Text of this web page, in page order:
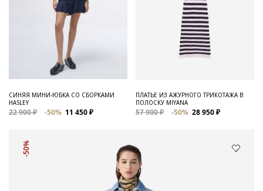
СИНЯЯ МИНИ-ЮБКА СО СБОРКАМИ
HASLEY
22 900 ₽ -50% 11 450 ₽
ПЛАТЬЕ ИЗ АЖУРНОГО ТРИКОТАЖА В
ПОЛОСКУ MIYANA
57 900 ₽ -50% 28 950 ₽
-50%